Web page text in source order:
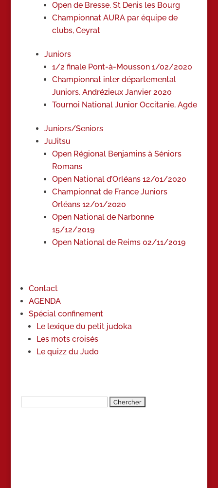
Open de Bresse, St Denis les Bourg
Championnat AURA par équipe de
clubs, Ceyrat
Juniors
1/2 finale Pont-à-Mousson 1/02/2020
Championnat inter départemental
Juniors, Andrézieux Janvier 2020
Tournoi National Junior Occitanie, Agde
Juniors/Seniors
JuJitsu
Open Régional Benjamins à Séniors
Romans
Open National d’Orléans 12/01/2020
Championnat de France Juniors
Orléans 12/01/2020
Open National de Narbonne
15/12/2019
Open National de Reims 02/11/2019
Contact
AGENDA
Spécial confinement
Le lexique du petit judoka
Les mots croisés
Le quizz du Judo